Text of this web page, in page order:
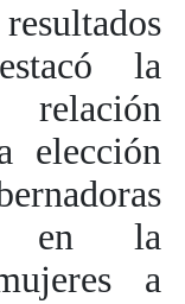
la
relación
elección
en la
a